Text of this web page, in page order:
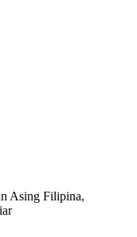
Asing Filipina,